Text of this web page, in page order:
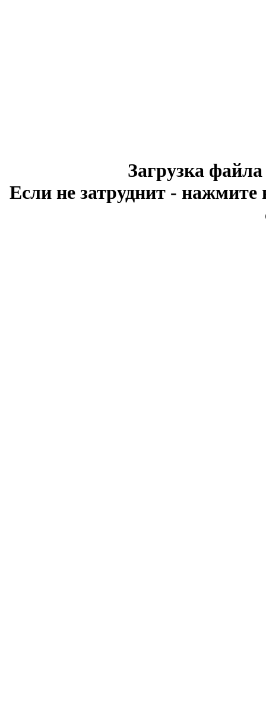
Загрузка
Если не затруднит -